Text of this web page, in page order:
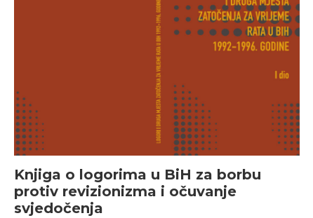
Knjiga o logorima u BiH za borbu
protiv revizionizma i očuvanje
svjedočenja